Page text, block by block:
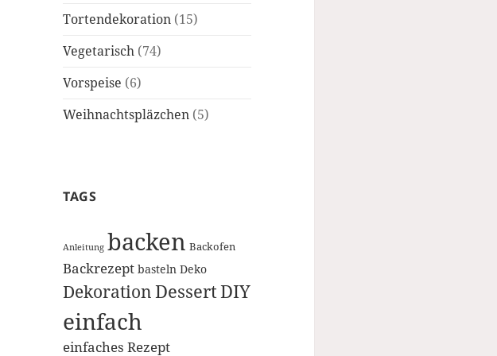
Tortendekoration (15)
Vegetarisch (74)
Vorspeise (6)
Weihnachtspläzchen (5)
TAGS
Anleitung backen Backofen
Backrezept basteln Deko
DekorationDessertDIY
einfach
einfaches Rezept